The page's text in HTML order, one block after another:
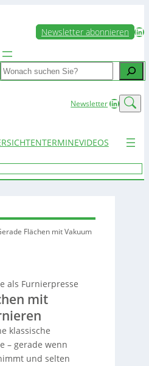
Newsletter abonnieren LinkedIn
Search
NewsletterLinkedIn
TERMINEVIDEOS
Flächen mit Vakuum
als Furnierpresse
mit
klassische
– gerade wenn
und selten